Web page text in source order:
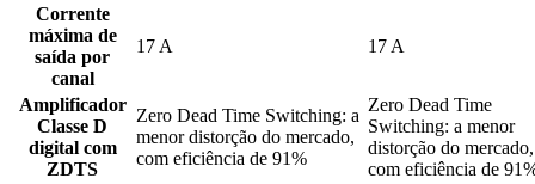
Corrente
máxima de
saída por
canal
17 A 17 A
Amplificador
Classe D
digital com
ZDTS
Zero Dead Time Switching: a
menor distorção do mercado,
com eficiência de 91%
Zero Dead Time
Switching: a menor
distorção do mercado,
com eficiência de